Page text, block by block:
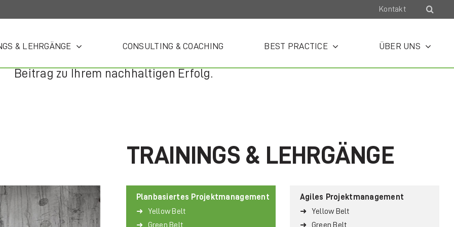
Kontakt
& LEHRGÄNGE CONSULTING & COACHING BEST PRACTICE ÜBER UNS
und effektiven Abwicklung Ihrer Projekte und leisten so einen entscheidenden
Beitrag zu Ihrem nachhaltigen Erfolg.
TRAININGS & LEHRGÄNGE
Planbasiertes Projektmanagement
Yellow Belt
Green Belt
Agiles Projektmanagement
Yellow Belt
Green Belt